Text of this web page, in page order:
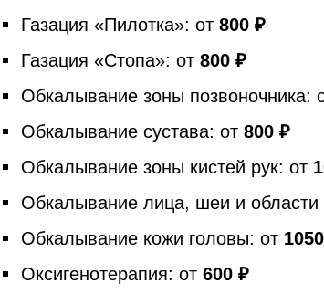
Газация «Пилотка»: от 800 ₽
Газация «Стопа»: от 800 ₽
Обкалывание зоны позвоночника:
Обкалывание сустава: от 800 ₽
Обкалывание зоны кистей рук: от
Обкалывание лица, шеи и области
Обкалывание кожи головы: от
Оксигенотерапия: от 600 ₽